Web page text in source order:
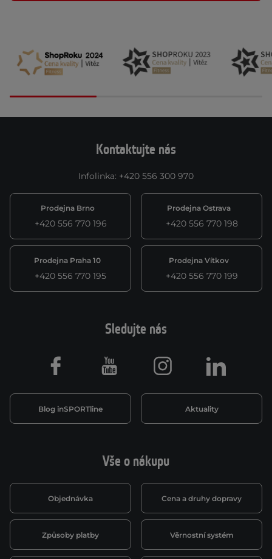
Kontaktujte nás
Infolinka: +420 556 300 970
Prodejna Brno
+420 556 770 196
Prodejna Ostrava
+420 556 770 198
Prodejna Praha 10
+420 556 770 195
Prodejna Vítkov
+420 556 770 199
Vše o nákupu
Objednávka Cena a druhy dopravy
Způsoby platby Věrnostní systém
Sledujte nás
Blog inSPORTline Aktuality
Facebook Youtube Instagram LinkedIn